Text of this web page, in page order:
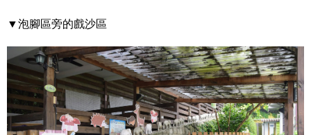
▼泡腳區旁的戲沙區